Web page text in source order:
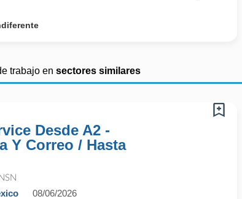
trabajo en sectores similares
Desde A2 -
Y Correo / Hasta
08/06/2026